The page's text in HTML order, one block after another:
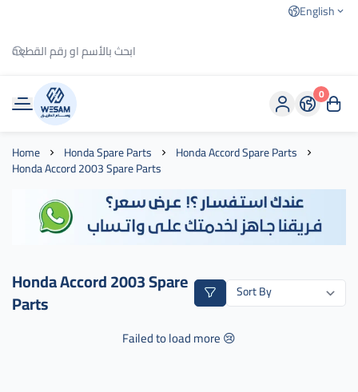
English
وسام الطريق
0
Home Honda Spare Parts Honda Accord Spare Parts
Honda Accord 2003 Spare Parts
Honda Accord 2003 Spare
Parts
Failed to load more 😢